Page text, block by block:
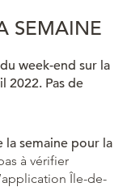
SEMAINE
week-end sur la
2022. Pas de
la semaine pour la
à vérifier
Île-de-